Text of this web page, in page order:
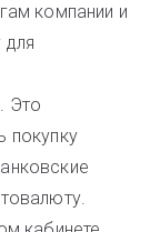
компании и
Это
покупку